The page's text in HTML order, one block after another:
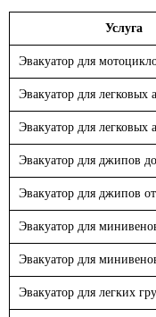
Услуга
Эвакуатор для
Эвакуатор для легковых
Эвакуатор для легковых
Эвакуатор для джипов до
Эвакуатор для джипов от
Эвакуатор для
Эвакуатор для
Эвакуатор для легких